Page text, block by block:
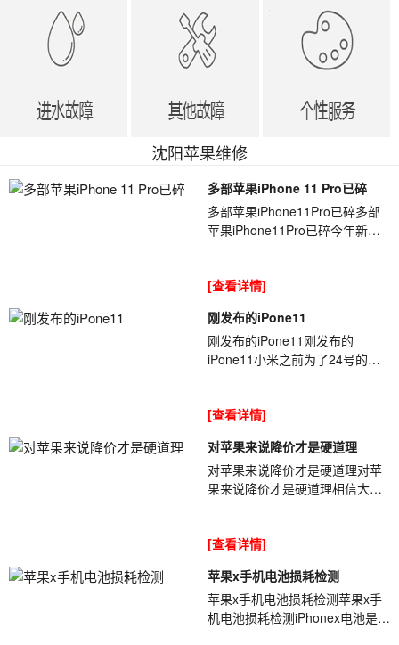
沈阳苹果维修
多部苹果iPhone 11 Pro已碎
多部苹果iPhone11Pro已碎多部
苹果iPhone11Pro已碎今年新
iPhone11Pro后...
[查看详情]
刚发布的iPone11
刚发布的iPone11刚发布的
iPone11小米之前为了24号的
一堆悬念.而且...
[查看详情]
对苹果来说降价才是硬道理
对苹果来说降价才是硬道理对苹
果来说降价才是硬道理相信大家
其实...
[查看详情]
苹果x手机电池损耗检测
苹果x手机电池损耗检测苹果x手
机电池损耗检测iPhonex电池是消